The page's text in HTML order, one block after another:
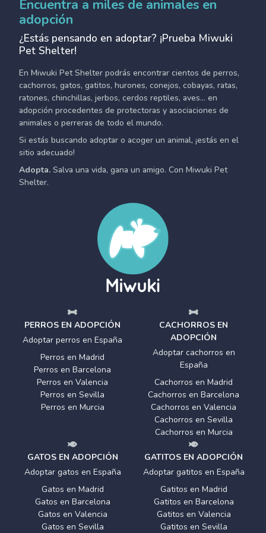
Encuentra a miles de animales en
adopción
¿Estás pensando en adoptar? ¡Prueba Miwuki
Pet Shelter!
En Miwuki Pet Shelter podrás encontrar cientos de perros,
cachorros, gatos, gatitos, hurones, conejos, cobayas, ratas,
ratones, chinchillas, jerbos, cerdos reptiles, aves... en
adopción procedentes de protectoras y asociaciones de
animales o perreras de todo el mundo.
Si estás buscando adoptar o acoger un animal, ¡estás en el
sitio adecuado!
Adopta. Salva una vida, gana un amigo. Con Miwuki Pet
Shelter.
PERROS EN ADOPCIÓN
Adoptar perros en España
Perros en Madrid
Perros en Barcelona
Perros en Valencia
Perros en Sevilla
Perros en Murcia
CACHORROS EN
ADOPCIÓN
Adoptar cachorros en
España
Cachorros en Madrid
Cachorros en Barcelona
Cachorros en Valencia
Cachorros en Sevilla
Cachorros en Murcia
GATOS EN ADOPCIÓN
Adoptar gatos en España
Gatos en Madrid
Gatos en Barcelona
Gatos en Valencia
Gatos en Sevilla
GATITOS EN ADOPCIÓN
Adoptar gatitos en España
Gatitos en Madrid
Gatitos en Barcelona
Gatitos en Valencia
Gatitos en Sevilla